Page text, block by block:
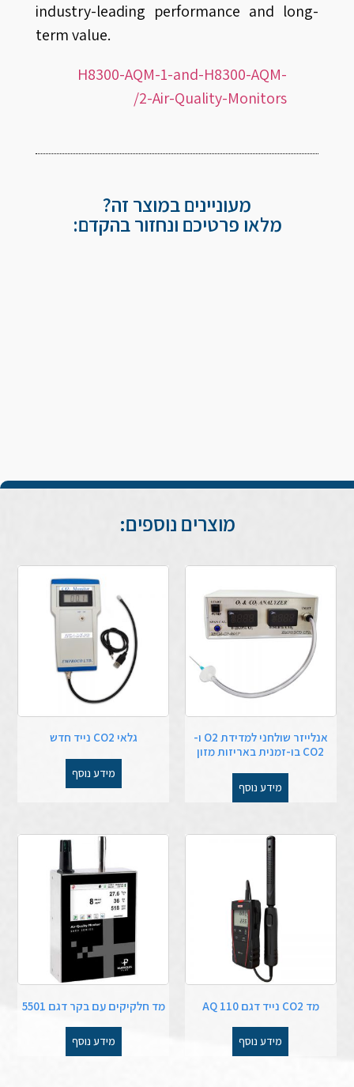
industry-leading performance and long-
term value.
H8300-AQM-1-and-H8300-AQM-
2-Air-Quality-Monitors/
מעוניינים במוצר זה?
מלאו פרטיכם ונחזור בהקדם:
מוצרים נוספים:
אנלייזר שולחני למדידת O2 ו-
CO2 בו-זמנית באריזות מזון
מידע נוסף
גלאי CO2 נייד חדש
מידע נוסף
מד CO2 נייד דגם AQ 110
מידע נוסף
מד חלקיקים עם בקר דגם 5501
מידע נוסף